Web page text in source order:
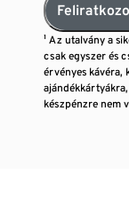
¹ Az utalvány a
csak egyszer és
érvényes kávéra,
készpénzre nem